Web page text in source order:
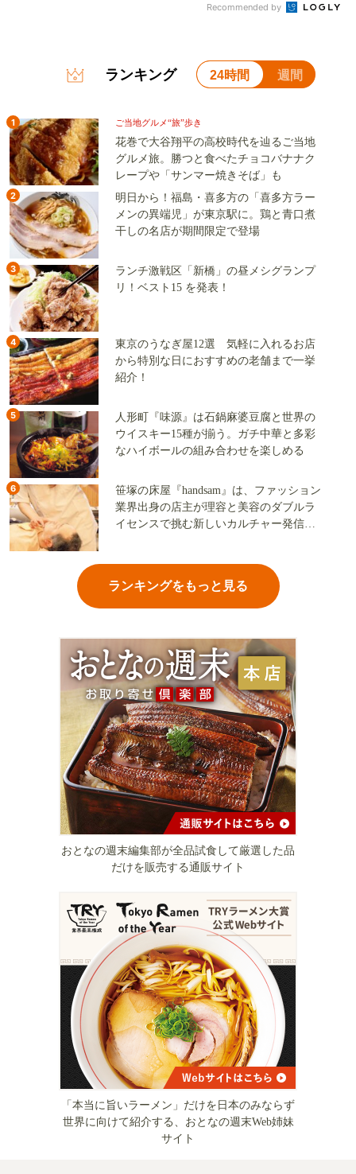
Recommended by
ランキング 24時間 週間
1 ご当地グルメ“旅”歩き
花巻で大谷翔平の高校時代を辿るご当地
グルメ旅。勝つと食べたチョコバナナク
レープや「サンマー焼きそば」も
2
明日から！福島・喜多方の「喜多方ラー
メンの異端児」が東京駅に。鶏と青口煮
干しの名店が期間限定で登場
3
ランチ激戦区「新橋」の昼メシグランプ
リ！ベスト15 を発表！
4
東京のうなぎ屋12選 気軽に入れるお店
から特別な日におすすめの老舗まで一挙
紹介！
5
人形町『味源』は石鍋麻婆豆腐と世界の
ウイスキー15種が揃う。ガチ中華と多彩
なハイボールの組み合わせを楽しめる
6
笹塚の床屋『handsam』は、ファッション
業界出身の店主が理容と美容のダブルラ
イセンスで挑む新しいカルチャー発信基
ランキングをもっと見る
おとなの週末編集部が全品試食して厳選した品
だけを販売する通販サイト
「本当に旨いラーメン」だけを日本のみならず
世界に向けて紹介する、おとなの週末Web姉妹
サイト